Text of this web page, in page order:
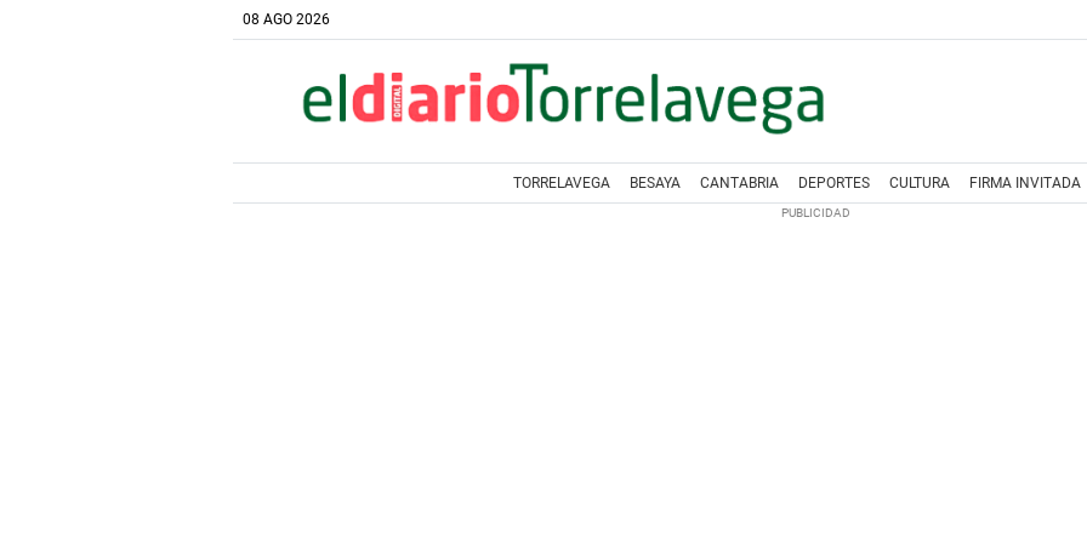
08 AGO 2026
TORRELAVEGA BESAYA CANTABRIA DEPORTES CULTURA FIRMA INVITADA